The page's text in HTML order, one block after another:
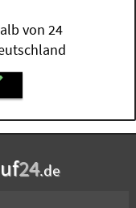
von 24
24.de